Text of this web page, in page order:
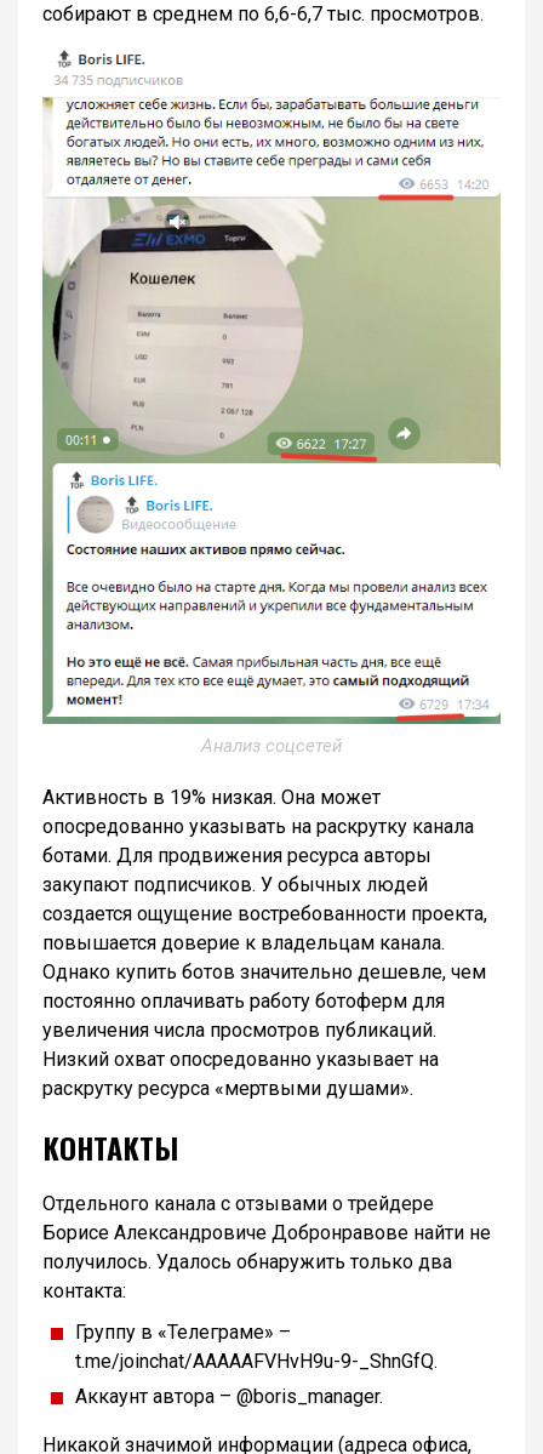
собирают в среднем по 6,6-6,7 тыс. просмотров.
Анализ соцсетей
Активность в 19% низкая. Она может
опосредованно указывать на раскрутку канала
ботами. Для продвижения ресурса авторы
закупают подписчиков. У обычных людей
создается ощущение востребованности проекта,
повышается доверие к владельцам канала.
Однако купить ботов значительно дешевле, чем
постоянно оплачивать работу ботоферм для
увеличения числа просмотров публикаций.
Низкий охват опосредованно указывает на
раскрутку ресурса «мертвыми душами».
КОНТАКТЫ
Отдельного канала с отзывами о трейдере
Борисе Александровиче Добронравове найти не
получилось. Удалось обнаружить только два
контакта:
Группу в «Телеграме» –
t.me/joinchat/AAAAAFVHvH9u-9-_ShnGfQ.
Аккаунт автора – @boris_manager.
Никакой значимой информации (адреса офиса,